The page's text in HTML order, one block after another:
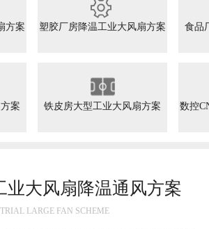
方案 塑胶厂房降温工业大风扇方案 食品
案 铁皮房大型工业大风扇方案 数控
业大风扇方案
LARGE FAN SCHEME